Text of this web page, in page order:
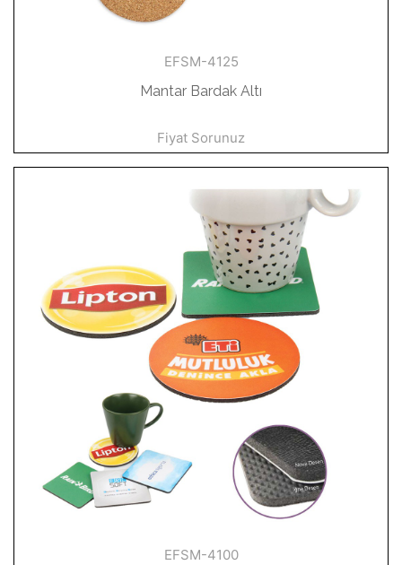
EFSM-4125
Mantar Bardak Altı
Fiyat Sorunuz
EFSM-4100